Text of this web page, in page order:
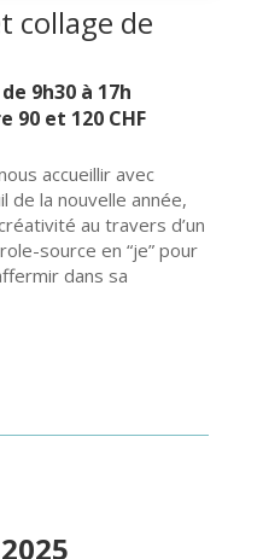
collage de
9h30 à 17h
et 120 CHF
accueillir avec
de la nouvelle année,
au travers d’un
source en “je” pour
dans sa